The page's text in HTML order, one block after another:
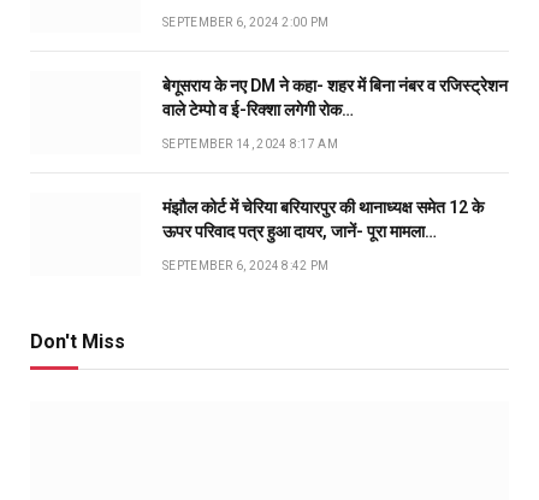
SEPTEMBER 6, 2024 2:00 PM
बेगूसराय के नए DM ने कहा- शहर में बिना नंबर व रजिस्ट्रेशन
वाले टेम्पो व ई-रिक्शा लगेगी रोक…
SEPTEMBER 14, 2024 8:17 AM
मंझौल कोर्ट में चेरिया बरियारपुर की थानाध्यक्ष समेत 12 के
ऊपर परिवाद पत्र हुआ दायर, जानें- पूरा मामला…
SEPTEMBER 6, 2024 8:42 PM
Don't Miss